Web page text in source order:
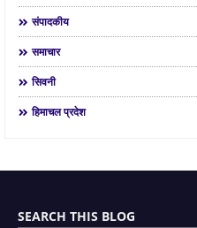
संपादकीय
समाचार
सिवनी
हिमाचल प्रदेश
SEARCH THIS BLOG